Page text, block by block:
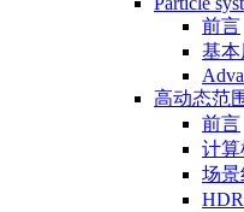
前言
基
高动态范
前言
计算
场景